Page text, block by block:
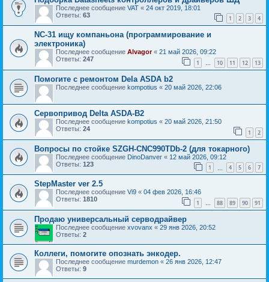
Последнее сообщение VAT « 24 окт 2019, 18:01
Ответы: 63 1 2 3 4
NC-31 ищу компаньона (программирование и
электроника)
Последнее сообщение Alvagor« 21 май 2026, 09:22
Ответы: 247 1 … 10 11 12 13
Помогите с ремонтом Dela ASDA b2
Последнее сообщение kompotius « 20 май 2026, 22:06
Сервопривод Delta ASDA-B2
Последнее сообщение kompotius « 20 май 2026, 21:50
Ответы: 24 1 2
Вопросы по стойке SZGH-CNC990TDb-2 (для токарного)
Последнее сообщение DinoDanver « 12 май 2026, 09:12
Ответы: 123 1 4 5 6 7
StepMaster ver 2.5
Последнее сообщение Vi9 « 04 фев 2026, 16:46
Ответы: 1810 1 … 88 89 90 91
Продаю универсальный серводрайвер
Последнее сообщение xvovanx « 29 янв 2026, 20:52
Ответы: 2
Коллеги, помогите опознать энкодер.
Последнее сообщение murdemon « 26 янв 2026, 12:47
Ответы: 9